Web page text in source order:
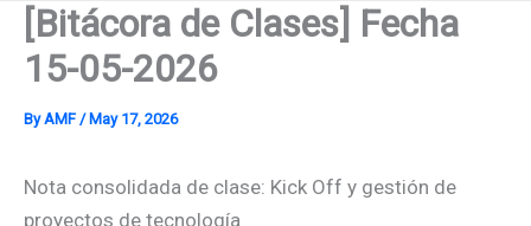
[Bitácora de Clases] Fecha
15-05-2026
ByAMF / May 17, 2026
Nota consolidada de clase: Kick Off y gestión de
proyectos de tecnología